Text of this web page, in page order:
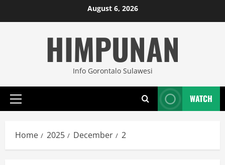
to
August 6, 2026
HIMPUNAN
Info Gorontalo Sulawesi
Primary
WATCH
Home 2025 December 2